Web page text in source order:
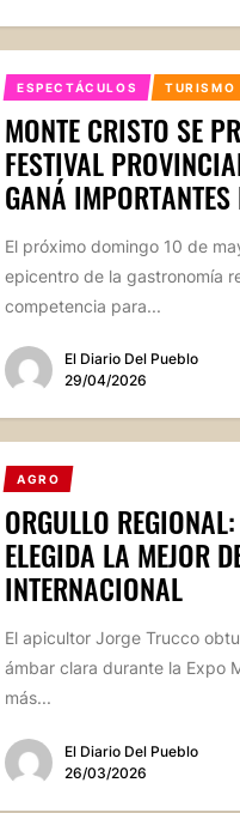
ESPECTÁCULOS TURISMO
MONTE CRISTO SE
FESTIVAL
GANÁ
El próximo domingo 10 de
epicentro de la gastronomía
competencia para...
El Diario Del Pueblo
29/04/2026
AGRO
ORGULLO
ELEGIDA LA MEJOR
INTERNACIONAL
El apicultor Jorge Trucco
ámbar clara durante la Expo
más...
El Diario Del Pueblo
26/03/2026